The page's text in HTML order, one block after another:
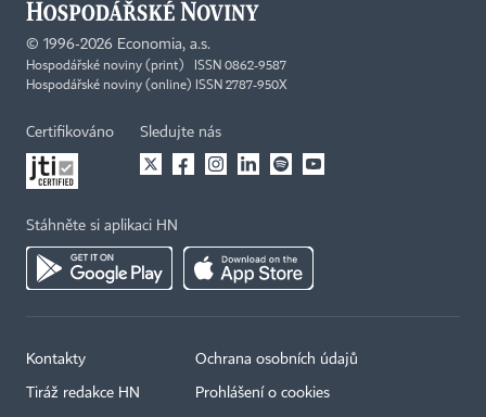
© 1996-2026 Economia, a.s.
Hospodářské noviny (print) ISSN 0862-9587
Hospodářské noviny (online) ISSN 2787-950X
Certifikováno Sledujte nás
Stáhněte si aplikaci HN
Kontakty
Tiráž redakce HN
Ochrana osobních údajů
Prohlášení o cookies